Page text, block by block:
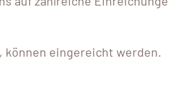
können eingereicht werden.